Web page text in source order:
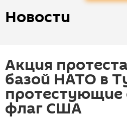
Новости
Акция
базой НАТО в
протестующие
флаг США